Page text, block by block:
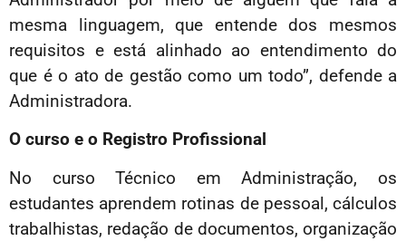
mesma linguagem, que entende dos mesmos
requisitos e está alinhado ao entendimento do
que é o ato de gestão como um todo”, defende a
Administradora.
O curso e o Registro Profissional
No curso Técnico em Administração, os
estudantes aprendem rotinas de pessoal, cálculos
trabalhistas, redação de documentos, organização